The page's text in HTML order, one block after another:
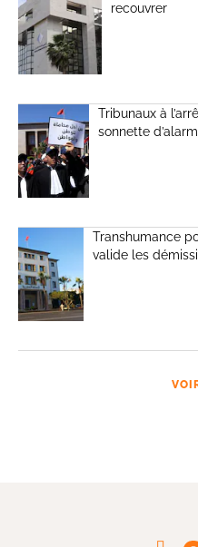
recouvrer
Tribunaux à
sonnette
Transhumance
valide les